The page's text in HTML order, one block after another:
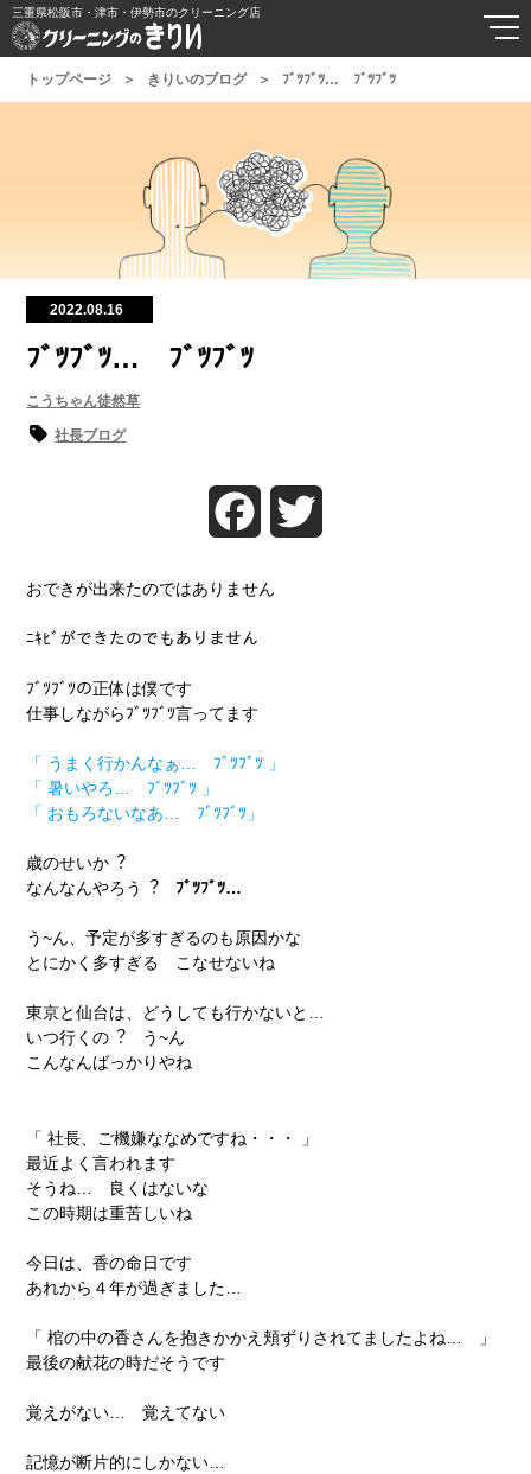
三重県松阪市・津市・伊勢市のクリーニング店
トップページ きりいのブログ ﾌﾞﾂﾌﾞﾂ… ﾌﾞﾂﾌﾞﾂ
2022.08.16
ﾌﾞﾂﾌﾞﾂ… ﾌﾞﾂﾌﾞﾂ
こうちゃん徒然草
社長ブログ
Facebook
おできが出来たのではありません
ﾆｷﾋﾞができたのでもありません
ﾌﾞﾂﾌﾞﾂの正体は僕です
仕事しながらﾌﾞﾂﾌﾞﾂ言ってます
「 うまく行かんなぁ… ﾌﾞﾂﾌﾞﾂ 」
「 暑いやろ… ﾌﾞﾂﾌﾞﾂ 」
「 おもろないなあ… ﾌﾞﾂﾌﾞﾂ」
歳のせいか︖
なんなんやろう︖ ﾌﾞﾂﾌﾞﾂ…
う~ん、予定が多すぎるのも原因かな
とにかく多すぎる こなせないね
東京と仙台は、どうしても行かないと…
いつ行くの︖ う~ん
こんなんばっかりやね
「 社長、ご機嫌ななめですね・・・ 」
最近よく言われます
そうね… 良くはないな
この時期は重苦しいね
今日は、香の命日です
あれから４年が過ぎました…
「 棺の中の香さんを抱きかかえ頬ずりされてましたよね… 」
最後の献花の時だそうです
覚えがない… 覚えてない
記憶が断片的にしかない…